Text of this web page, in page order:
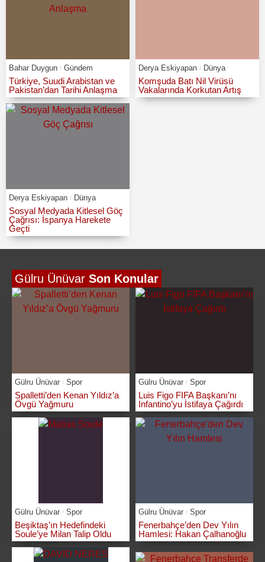
Bahar Duygun Gündem
Türkiye, Suudi Arabistan ve
Pakistan’dan Tarihi Anlaşma
Derya Eskiyapan Dünya
Komşuda Batı Nil Virüsü
Vakalarında Korkutan Artış
Derya Eskiyapan Dünya
Sosyal Medyada Kitlesel Göç
Çağrısı: İspanya Harekete
Geçti
Gülru Ünüvar Son Konular
Gülru Ünüvar Spor
Spalletti’den Kenan Yıldız’a
Övgü Yağmuru
Gülru Ünüvar Spor
Luis Figo FIFA Başkanı’nı
Infantino’yu İstifaya Çağırdı
Gülru Ünüvar Spor
Beşiktaş’ın Hedefindeki
Soule’ye Milan Talip Oldu
Gülru Ünüvar Spor
Fenerbahçe’den Dev Yılın
Hamlesi: Hakan Çalhanoğlu